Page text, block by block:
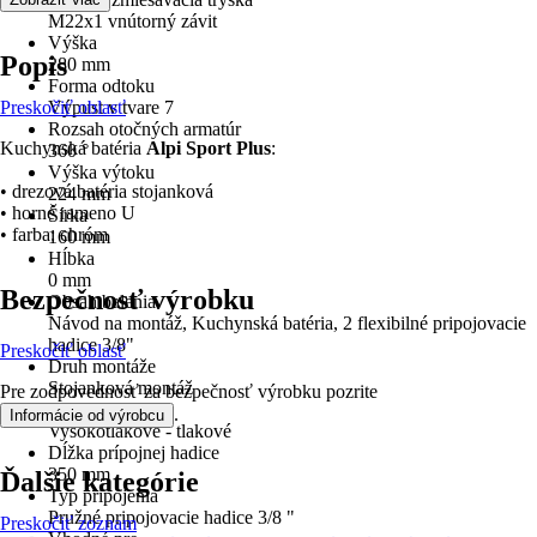
M22x1 vnútorný závit
Výška
280 mm
Forma odtoku
Výpust v tvare 7
Rozsah otočných armatúr
360 °
Výška výtoku
224 mm
Šírka
160 mm
Hĺbka
0 mm
Obsah balenia
Návod na montáž, Kuchynská batéria, 2 flexibilné pripojovacie
hadice 3/8"
Druh montáže
Stojanková montáž
Pripojenie
Vysokotlakové - tlakové
Dĺžka prípojnej hadice
350 mm
Typ pripojenia
Pružné pripojovacie hadice 3/8 "
Popis
Preskočiť oblasť
Kuchynská batéria Alpi Sport Plus:
• drezová batéria stojanková
• horné rameno U
• farba: chróm
Bezpečnosť výrobku
Preskočiť oblasť
Pre zodpovednosť za bezpečnosť výrobku pozrite
Informácie od výrobcu .
Ďalšie kategórie
Preskočiť zoznam